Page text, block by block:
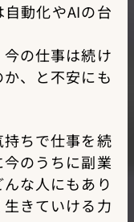
動化やAIの台
今の仕事は続け
、と不安にも
ちで仕事を続
のうちに副業
な人にもあり
きていける力